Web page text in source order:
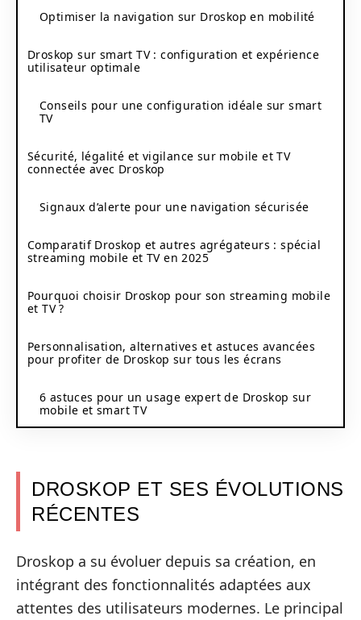
Optimiser la navigation sur Droskop en mobilité
Droskop sur smart TV : configuration et expérience
utilisateur optimale
Conseils pour une configuration idéale sur smart
TV
Sécurité, légalité et vigilance sur mobile et TV
connectée avec Droskop
Signaux d’alerte pour une navigation sécurisée
Comparatif Droskop et autres agrégateurs : spécial
streaming mobile et TV en 2025
Pourquoi choisir Droskop pour son streaming mobile
et TV ?
Personnalisation, alternatives et astuces avancées
pour profiter de Droskop sur tous les écrans
6 astuces pour un usage expert de Droskop sur
mobile et smart TV
DROSKOP ET SES ÉVOLUTIONS
RÉCENTES
Droskop a su évoluer depuis sa création, en
intégrant des fonctionnalités adaptées aux
attentes des utilisateurs modernes. Le principal